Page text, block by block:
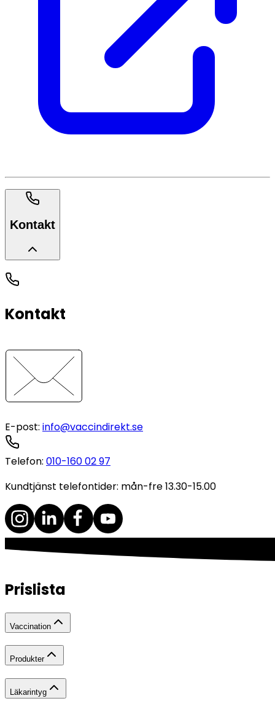
Kontakt
Kontakt
E-post: info@vaccindirekt.se
Telefon: 010-160 02 97
Kundtjänst telefontider: mån-fre 13.30-15.00
Prislista
Vaccination
Produkter
Läkarintyg